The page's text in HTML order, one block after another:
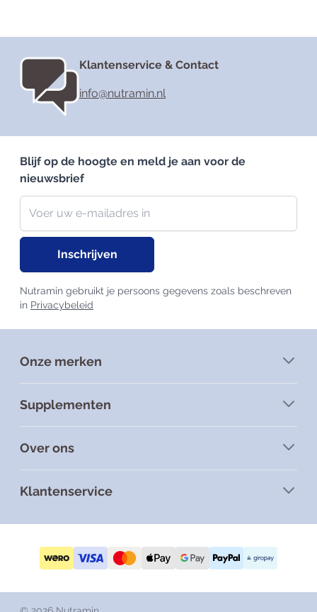
Klantenservice & Contact
info@nutramin.nl
Blijf op de hoogte en meld je aan voor de
nieuwsbrief
Nieuwsbrief
E-mailadres
Inschrijven
Nutramin gebruikt je persoons gegevens zoals beschreven
in Privacybeleid
Onze merken
Supplementen
Over ons
Klantenservice